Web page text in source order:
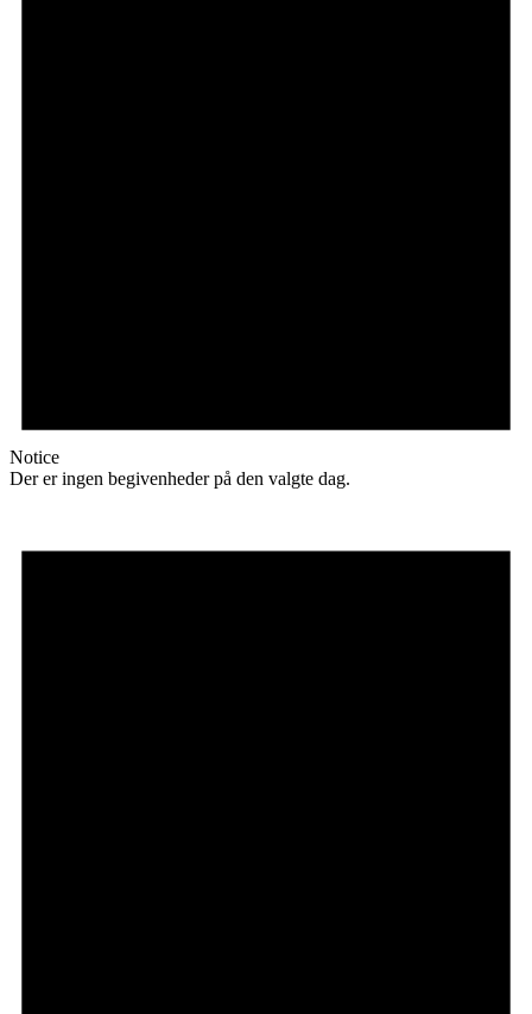
Notice
Der er ingen begivenheder på den valgte dag.